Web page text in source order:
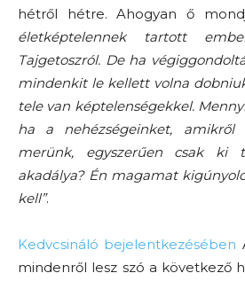
hétről hétre. Ahogyan ő
életképtelennek tartott
Tajgetoszról. De ha
mindenkit le kellett volna
tele van képtelenségekkel.
ha a nehézségeinket, amikről
merünk, egyszerűen csak ki
akadálya? Én magamat
kell”.
Kedvcsináló bejelentkezésében
mindenről lesz szó a következő